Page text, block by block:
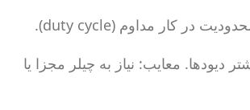
مداوم، عمر بیشتر دیودها. معایب: نیاز به چیلر مجزا یا